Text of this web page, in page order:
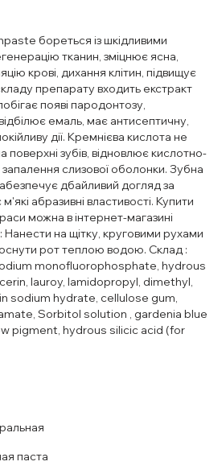
бореться із шкідливими
тканин, зміцнює ясна,
крові, дихання клітин, підвищує
препарату входить екстракт
появі пародонтозу,
емаль, має антисептичну,
дії. Кремнієва кислота не
зубів, відновлює кислотно-
слизової оболонки. Зубна
дбайливий догляд за
абразивні властивості. Купити
можна в інтернет-магазині
на щітку, круговими рухами
рот теплою водою. Склад :
monofluorophosphate, hydrous
lauroy, lamidopropyl, dimethyl,
sodium hydrate, cellulose gum,
Sorbitol solution , gardenia blue
pigment, hydrous silicic acid (for
паста